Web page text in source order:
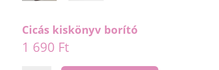
Cicás kiskönyv borító
1 690 Ft